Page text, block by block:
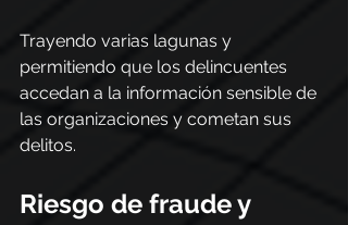
Trayendo varias lagunas y
permitiendo que los delincuentes
accedan a la información sensible de
las organizaciones y cometan sus
delitos.
Riesgo de fraude y